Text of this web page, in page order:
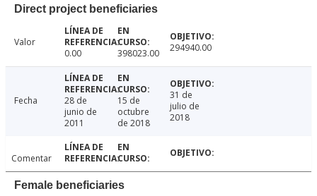
Direct project beneficiaries
Valor
0.00
398023.00 294940.00
Fecha
28 de
junio de
2011
15 de
octubre
de 2018
31 de
julio de
2018
Comentar
Female beneficiaries